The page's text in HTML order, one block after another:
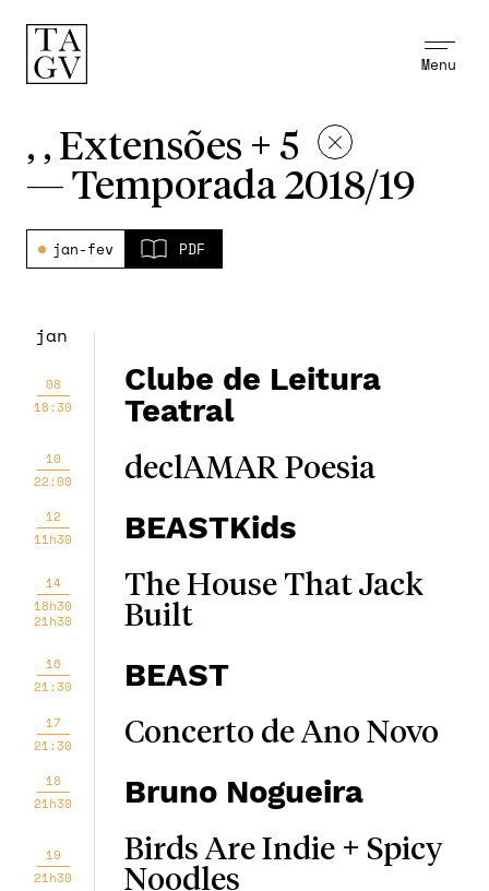
Menu
, , Extensões + 5
— Temporada 2018/19
jan-fev PDF
jan
08
18:30
Clube de Leitura
Teatral
10
22:00
declAMAR Poesia
12
11h30
BEASTKids
14
18h30
21h30
The House That Jack
Built
16
21:30
BEAST
17
21:30
Concerto de Ano Novo
18
21h30
Bruno Nogueira
19
21h30
Birds Are Indie + Spicy
Noodles